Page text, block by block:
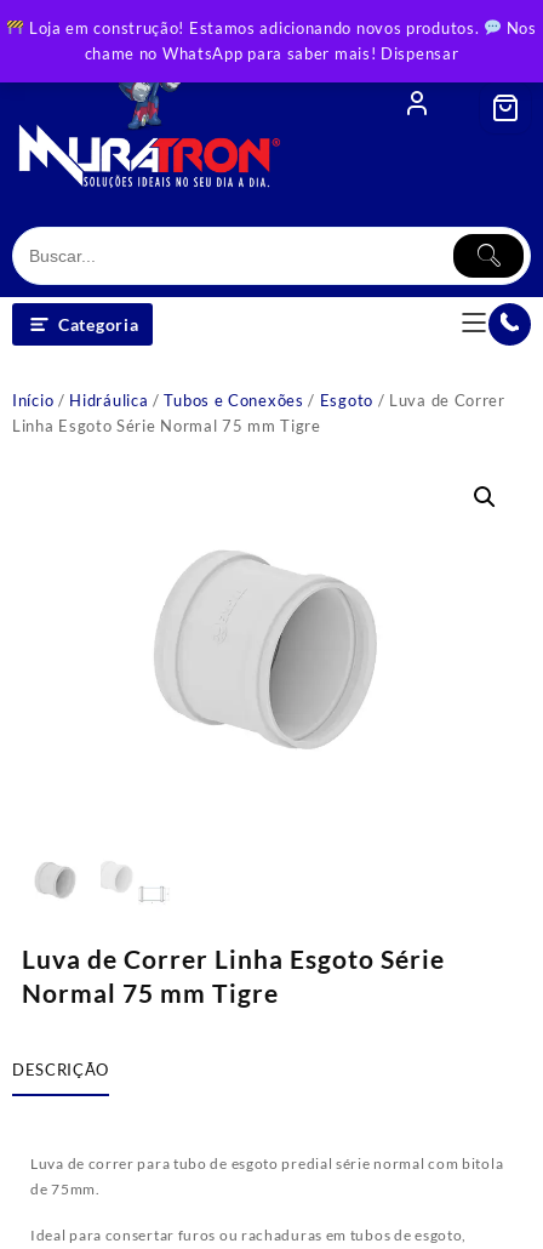
Loja em construção! Estamos adicionando novos produtos.
Nos
chame no WhatsApp para saber mais! Dispensar
to
Categoria
Início / Hidráulica /Tubos e Conexões / Esgoto / Luva de Correr
Linha Esgoto Série Normal 75 mm Tigre
Luva de Correr Linha Esgoto Série
Normal 75 mm Tigre
DESCRIÇÃO
Luva de correr para tubo de esgoto predial série normal com bitola
de 75mm.
Ideal para consertar furos ou rachaduras em tubos de esgoto,